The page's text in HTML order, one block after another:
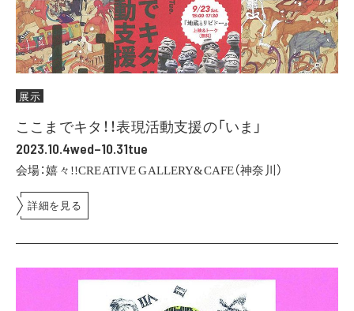
展示
ここまでキタ！！表現活動支援の「いま」
2023.10.4wed–10.31tue
会場：嬉々!!CREATIVE GALLERY&CAFE（神奈川）
詳細を見る